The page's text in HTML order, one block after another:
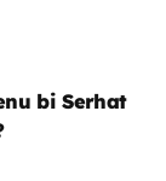
bi Serhat